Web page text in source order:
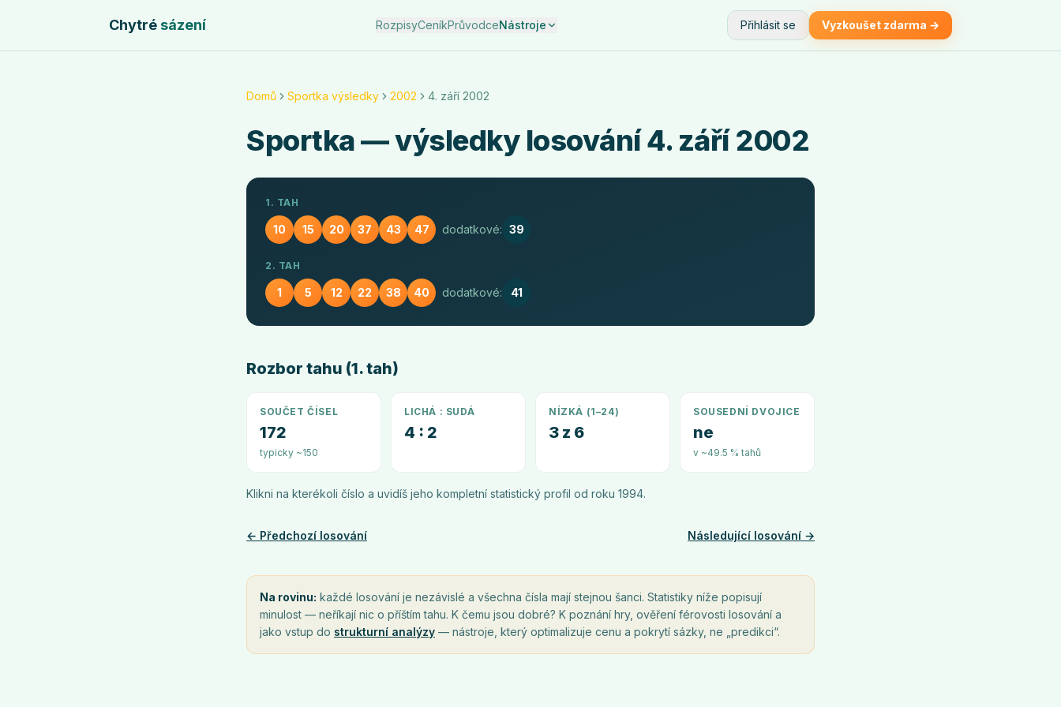
Chytrésázení RozpisyCeníkPrůvodceNástroje Přihlásit se Vyzkoušet zdarma →
Domů Sportka výsledky 2002 4. září 2002
Sportka— výsledky losování4. září 2002
1. TAH
10 15 20 37 43 47 dodatkové: 39
2. TAH
1 5 12 22 38 40 dodatkové: 41
Rozbor tahu (1. tah)
SOUČET ČÍSEL
172
typicky ~150
LICHÁ : SUDÁ
4 : 2
NÍZKÁ (1–24)
3 z 6
SOUSEDNÍ DVOJICE
ne
v ~49.5 % tahů
Klikni na kterékoli číslo a uvidíš jeho kompletní statistický profil od roku 1994.
← Předchozí losování Následující losování →
Na rovinu: každé losování je nezávislé a všechna čísla mají stejnou šanci. Statistiky níže popisují
minulost — neříkají nic o příštím tahu. K čemu jsou dobré? K poznání hry, ověření férovosti losování a
jako vstup do strukturní analýzy — nástroje, který optimalizuje cenu a pokrytí sázky, ne „predikci“.